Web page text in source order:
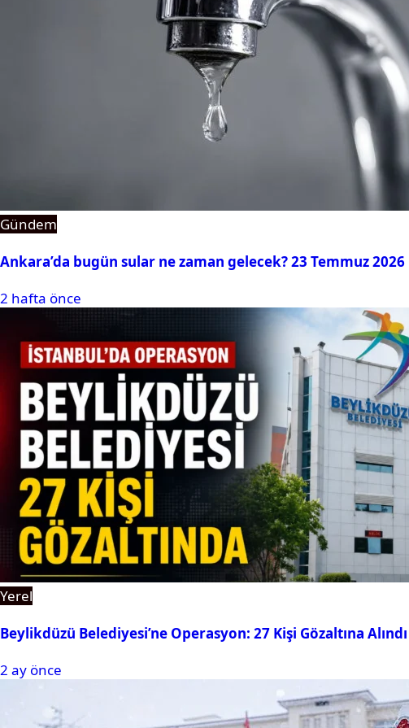
Gündem
Ankara’da bugün sular ne zaman gelecek? 23 Temmuz
2 hafta önce
Yerel
Beylikdüzü Belediyesi’ne Operasyon: 27 Kişi Gözaltına Alındı
2 ay önce